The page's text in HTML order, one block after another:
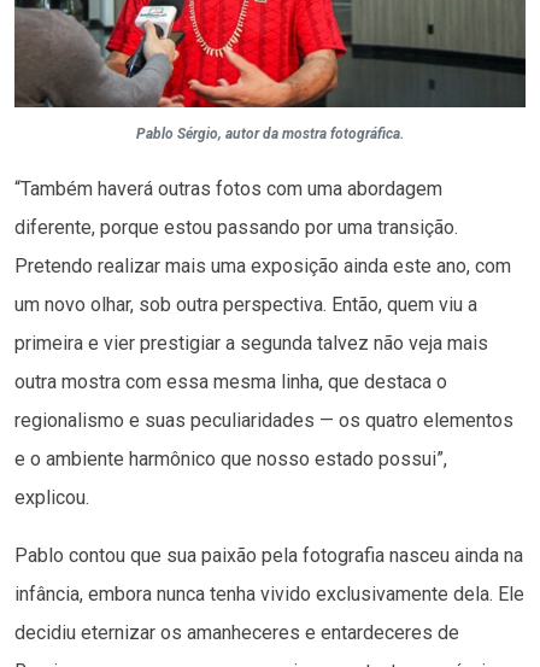
Pablo Sérgio, autor da mostra fotográfica.
“Também haverá outras fotos com uma abordagem
diferente, porque estou passando por uma transição.
Pretendo realizar mais uma exposição ainda este ano, com
um novo olhar, sob outra perspectiva. Então, quem viu a
primeira e vier prestigiar a segunda talvez não veja mais
outra mostra com essa mesma linha, que destaca o
regionalismo e suas peculiaridades — os quatro elementos
e o ambiente harmônico que nosso estado possui”,
explicou.
Pablo contou que sua paixão pela fotografia nasceu ainda na
infância, embora nunca tenha vivido exclusivamente dela. Ele
decidiu eternizar os amanheceres e entardeceres de